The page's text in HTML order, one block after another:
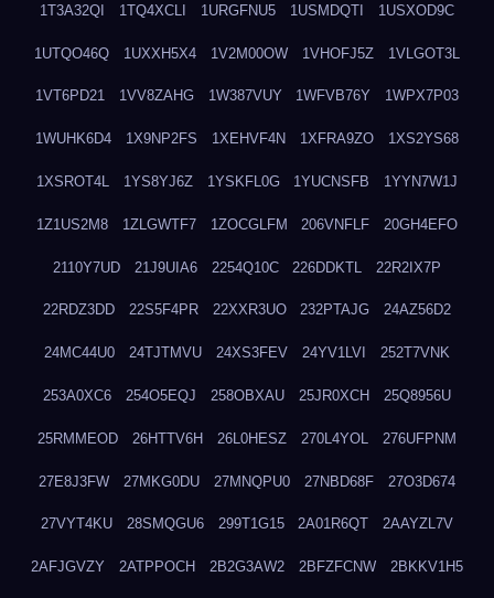
1T3A32QI 1TQ4XCLI 1URGFNU5 1USMDQTI 1USXOD9C
1UTQO46Q 1UXXH5X4 1V2M00OW 1VHOFJ5Z 1VLGOT3L
1VT6PD21 1VV8ZAHG 1W387VUY 1WFVB76Y 1WPX7P03
1WUHK6D4 1X9NP2FS 1XEHVF4N 1XFRA9ZO 1XS2YS68
1XSROT4L 1YS8YJ6Z 1YSKFL0G 1YUCNSFB 1YYN7W1J
1Z1US2M8 1ZLGWTF7 1ZOCGLFM 206VNFLF 20GH4EFO
2110Y7UD 21J9UIA6 2254Q10C 226DDKTL 22R2IX7P
22RDZ3DD 22S5F4PR 22XXR3UO 232PTAJG 24AZ56D2
24MC44U0 24TJTMVU 24XS3FEV 24YV1LVI 252T7VNK
253A0XC6 254O5EQJ 258OBXAU 25JR0XCH 25Q8956U
25RMMEOD 26HTTV6H 26L0HESZ 270L4YOL 276UFPNM
27E8J3FW 27MKG0DU 27MNQPU0 27NBD68F 27O3D674
27VYT4KU 28SMQGU6 299T1G15 2A01R6QT 2AAYZL7V
2AFJGVZY 2ATPPOCH 2B2G3AW2 2BFZFCNW 2BKKV1H5